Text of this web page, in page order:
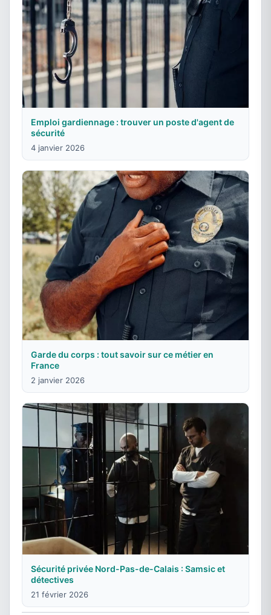
Emploi gardiennage : trouver un poste d'agent de
sécurité
4 janvier 2026
Garde du corps : tout savoir sur ce métier en
France
2 janvier 2026
Sécurité privée Nord-Pas-de-Calais : Samsic et
détectives
21 février 2026